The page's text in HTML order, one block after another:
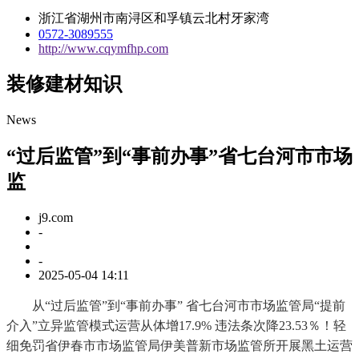
浙江省湖州市南浔区和孚镇云北村牙家湾
0572-3089555
http://www.cqymfhp.com
装修建材知识
News
“过后监管”到“事前办事”省七台河市市场
监
j9.com
-
-
2025-05-04 14:11
从“过后监管”到“事前办事” 省七台河市市场监管局“提前
介入”立异监管模式运营从体增17.9% 违法条次降23.53％！轻
细免罚省伊春市市场监管局伊美普新市场监管所开展黑土运营